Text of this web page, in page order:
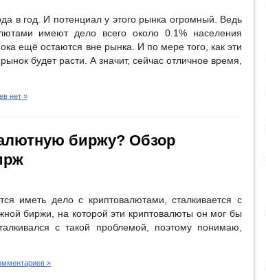
в год. И потенциал у этого рынка огромный. Ведь
имеют дело всего около 0.1% населения
ещё остаются вне рынка. И по мере того, как эти
будет расти. А значит, сейчас отличное время,
нет »
биржу? Обзор
иметь дело с криптовалютами, сталкивается с
биржи, на которой эти криптовалюты он мог бы
с такой проблемой, поэтому понимаю,
»